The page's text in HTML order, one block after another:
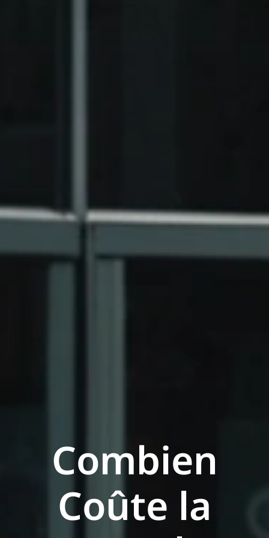
Combien
Coûte la